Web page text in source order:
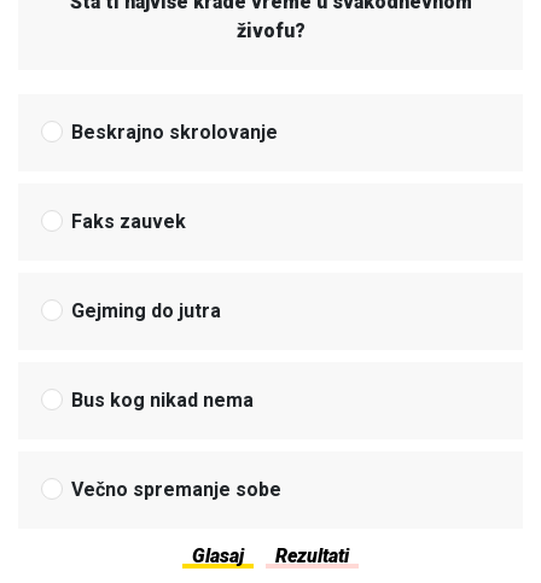
živofu?
Beskrajno skrolovanje
Faks zauvek
Gejming do jutra
Bus kog nikad nema
Večno spremanje sobe